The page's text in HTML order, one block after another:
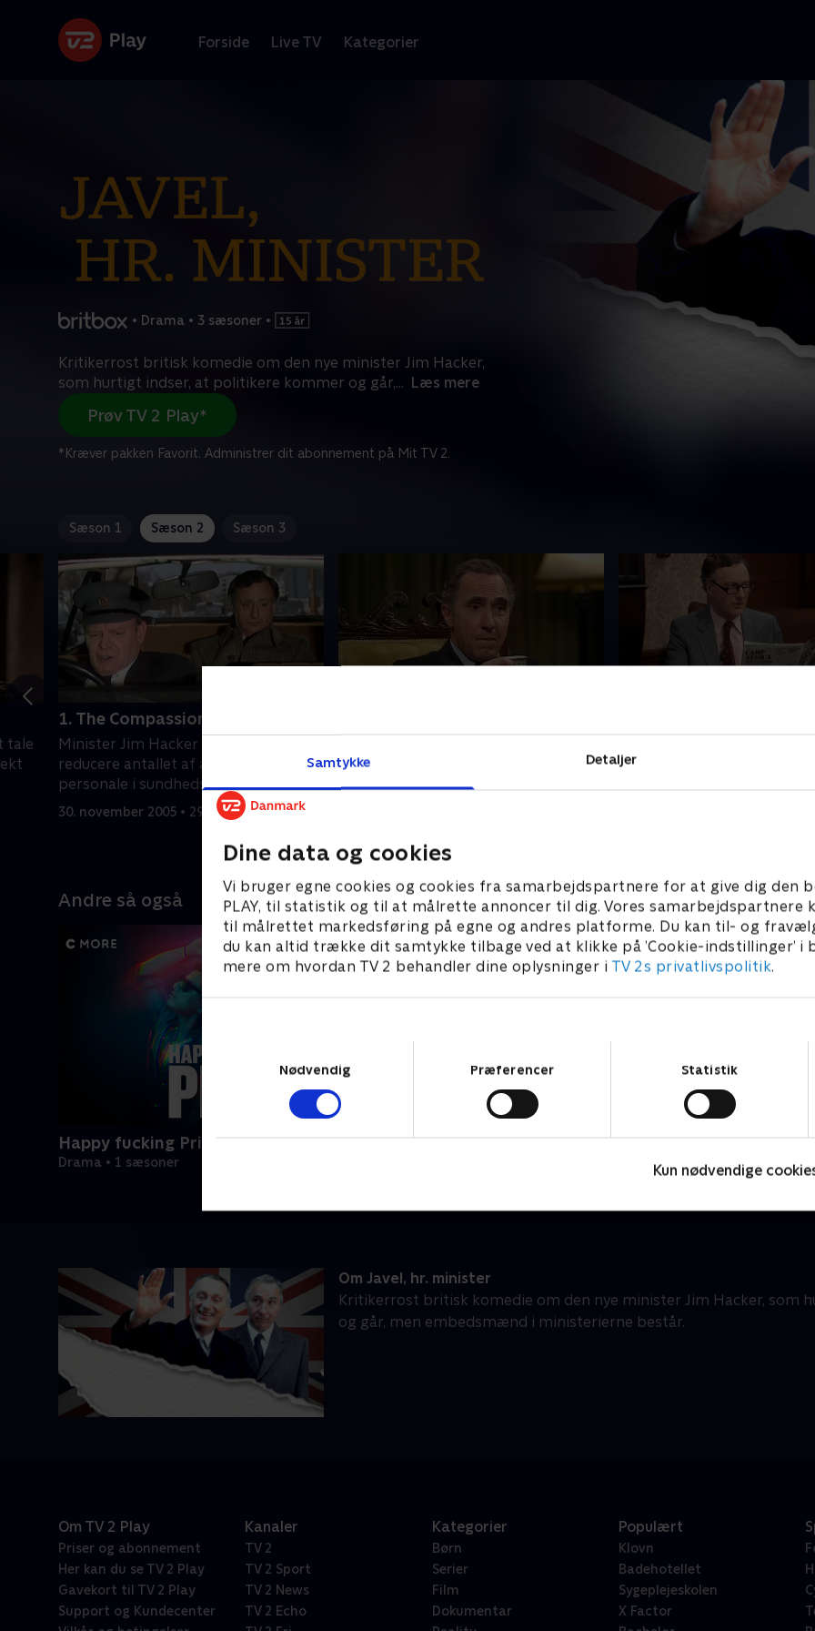
Samtykke Detaljer
Dine data og cookies
Vi bruger egne cookies og cookies fra samarbejdspartnere for at give dig den
PLAY, til statistik og til at målrette annoncer til dig. Vores samarbejdspartnere
til målrettet markedsføring på egne og andres platforme. Du kan til- og
du kan altid trække dit samtykke tilbage ved at klikke på ’Cookie-indstillinger’ i
mere om hvordan TV 2 behandler dine oplysninger i TV 2s privatlivspolitik.
Nødvendig
Præferencer Statistik
Kun nødvendige
Forside Live TV Kategorier
• Drama • 3 sæsoner •
Kritikerrost britisk komedie om den nye minister Jim Hacker,
som hurtigt indser, at politikere kommer og går,... Læs mere
Prøv TV 2 Play*
*Kræver pakken Favorit. Administrer dit abonnement på Mit TV 2.
Sæson 1 Sæson 2 Sæson 3
tale
1. The Compassionate Society
Minister Jim Hacker forsøger at
reducere antallet af administrativt
personale i sundhedsvæsnet.
30. november 2005 • 29 min
med Jims besparelsesplaner, som
betyder en reducering af udenlandske
opdager, at ministeriet har
Andre så også
Happy fucking Pride
Drama • 1 sæsoner
Om Javel, hr. minister
Kritikerrost britisk komedie om den nye minister Jim Hacker, som
og går, men embedsmænd i ministerierne består.
Om TV 2 Play
Priser og abonnement
Her kan du se TV 2 Play
Gavekort til TV 2 Play
Support og Kundecenter
Kanaler
TV 2
TV 2 Sport
TV 2 News
TV 2 Echo
Kategorier
Børn
Serier
Film
Dokumentar
Populært
Klovn
Badehotellet
Sygeplejeskolen
X Factor